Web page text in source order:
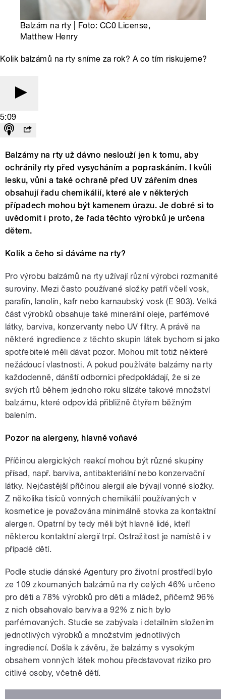
Balzám na rty | Foto: CC0 License,
Matthew Henry
Kolik balzámů na rty sníme za rok? A co tím riskujeme?
5:09
Balzámy na rty už dávno neslouží jen k tomu, aby
ochránily rty před vysycháním a popraskáním. I kvůli
lesku, vůni a také ochraně před UV zářením dnes
obsahují řadu chemikálií, které ale v některých
případech mohou být kamenem úrazu. Je dobré si to
uvědomit i proto, že řada těchto výrobků je určena
dětem.
Kolik a čeho si dáváme na rty?
Pro výrobu balzámů na rty užívají různí výrobci rozmanité
suroviny. Mezi často používané složky patří včelí vosk,
parafín, lanolín, kafr nebo karnaubský vosk (E 903). Velká
část výrobků obsahuje také minerální oleje, parfémové
látky, barviva, konzervanty nebo UV filtry. A právě na
některé ingredience z těchto skupin látek bychom si jako
spotřebitelé měli dávat pozor. Mohou mít totiž některé
nežádoucí vlastnosti. A pokud používáte balzámy na rty
každodenně, dánští odborníci předpokládají, že si ze
svých rtů během jednoho roku slízáte takové množství
balzámu, které odpovídá přibližně čtyřem běžným
balením.
Pozor na alergeny, hlavně voňavé
Příčinou alergických reakcí mohou být různé skupiny
přísad, např. barviva, antibakteriální nebo konzervační
látky. Nejčastější příčinou alergií ale bývají vonné složky.
Z několika tisíců vonných chemikálií používaných v
kosmetice je považována minimálně stovka za kontaktní
alergen. Opatrní by tedy měli být hlavně lidé, kteří
některou kontaktní alergií trpí. Ostražitost je namístě i v
případě dětí.
Podle studie dánské Agentury pro životní prostředí bylo
ze 109 zkoumaných balzámů na rty celých 46% určeno
pro děti a 78% výrobků pro děti a mládež, přičemž 96%
z nich obsahovalo barviva a 92% z nich bylo
parfémovaných. Studie se zabývala i detailním složením
jednotlivých výrobků a množstvím jednotlivých
ingrediencí. Došla k závěru, že balzámy s vysokým
obsahem vonných látek mohou představovat riziko pro
citlivé osoby, včetně dětí.